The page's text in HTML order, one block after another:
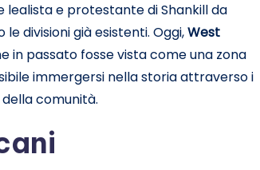
lealista e protestante di Shankill da
divisioni già esistenti. Oggi,West
in passato fosse vista come una zona
immergersi nella storia attraverso i
comunità.